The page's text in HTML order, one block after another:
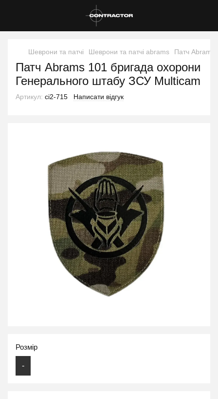
Шеврони та патчі Шеврони та патчі abrams Патч Abrams
Патч Abrams 101 бригада охорони
Генерального штабу ЗСУ Multicam
Артикул: ci2-715 Написати відгук
Розмір
-